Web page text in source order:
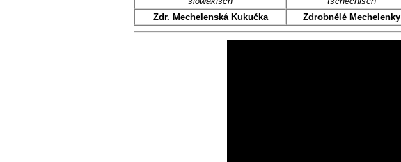
Zdr. Mechelenská Kukučka Zdrobnělé Mechelenky